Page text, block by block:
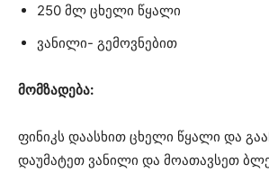
250 მლ ცხელი წყალი
ვანილი- გემოვნებით
მომზადება:
ფინიკს დაასხით ცხელი წყალი და
დაუმატეთ ვანილი და მოათავსეთ